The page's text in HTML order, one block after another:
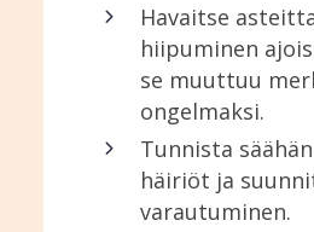
Havaitse
hiipuminen
se muuttuu
ongelmaksi.
Tunnista
häiriöt ja
varautuminen.